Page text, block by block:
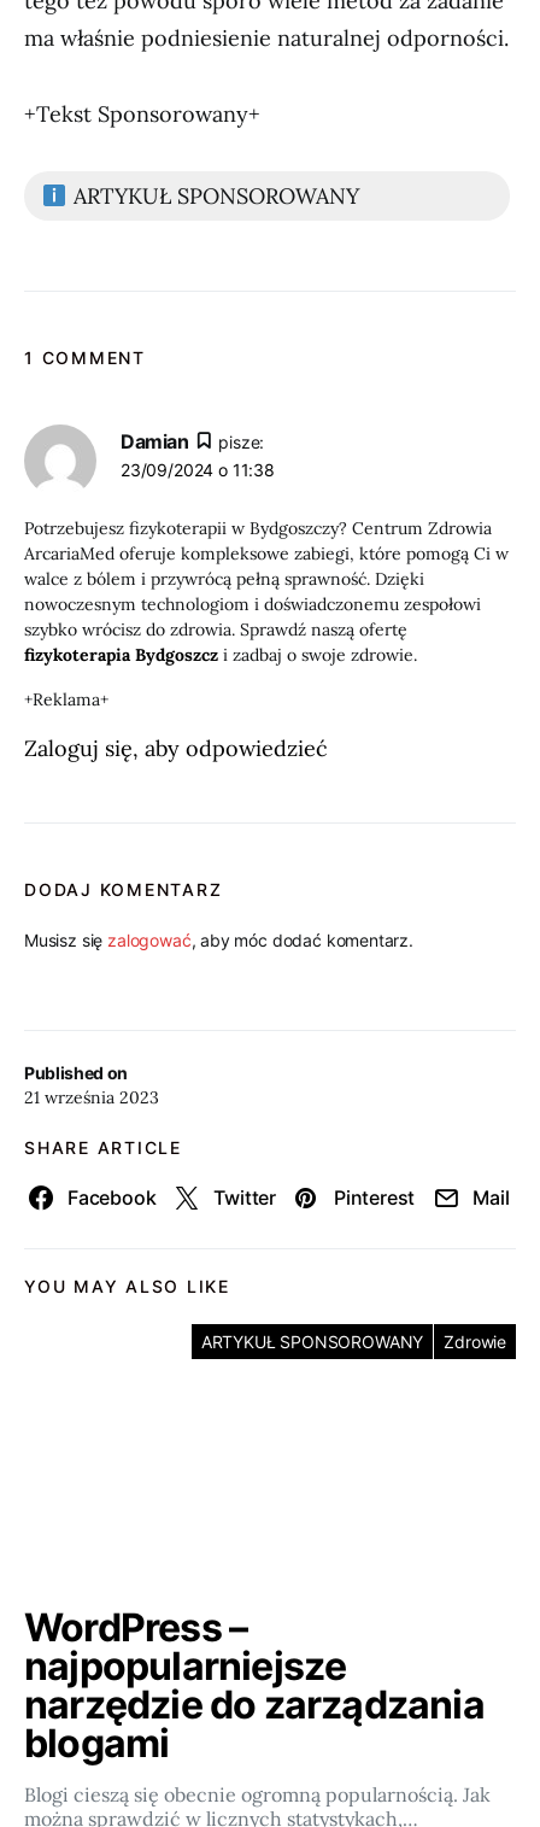
Published on
21 września 2023
SHARE ARTICLE
Facebook Twitter Pinterest Mail
ma właśnie podniesienie naturalnej odporności.
+Tekst Sponsorowany+
ARTYKUŁ SPONSOROWANY
1 COMMENT
Damian
pisze:
23/09/2024 o 11:38
Potrzebujesz fizykoterapii w Bydgoszczy? Centrum Zdrowia
ArcariaMed oferuje kompleksowe zabiegi, które pomogą Ci w
walce z bólem i przywrócą pełną sprawność. Dzięki
nowoczesnym technologiom i doświadczonemu zespołowi
szybko wrócisz do zdrowia. Sprawdź naszą ofertę
fizykoterapia Bydgoszcz i zadbaj o swoje zdrowie.
+Reklama+
Zaloguj się, aby odpowiedzieć
DODAJ KOMENTARZ
Musisz się zalogować, aby móc dodać komentarz.
YOU MAY ALSO LIKE
ARTYKUŁ SPONSOROWANY Zdrowie
WordPress –
najpopularniejsze
narzędzie do zarządzania
blogami
Blogi cieszą się obecnie ogromną popularnością. Jak
można sprawdzić w licznych statystykach,…